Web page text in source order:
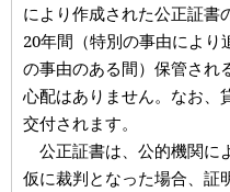
により作成された公正証書
20年間（特別の事由により
の事由のある間）保管され
心配はありません。なお、
交付されます。
公正証書は、公的機関に
仮に裁判となった場合、証